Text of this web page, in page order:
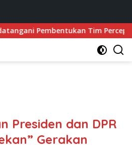
Tim Percepatan Ekspor
Presiden dan DPR
Gerakan